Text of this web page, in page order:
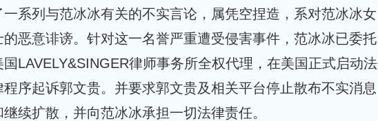
一系列与范冰冰有关的不实言论，属凭空捏造，系对范冰冰女
的恶意诽谤。针对这一名誉严重遭受侵害事件，范冰冰已委托
国LAVELY&SINGER律师事务所全权代理，在美国正式启动法
程序起诉郭文贵。并要求郭文贵及相关平台停止散布不实消息
继续扩散，并向范冰冰承担一切法律责任。